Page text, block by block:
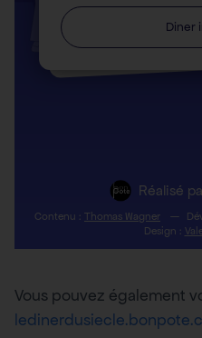
Vous pouvez également